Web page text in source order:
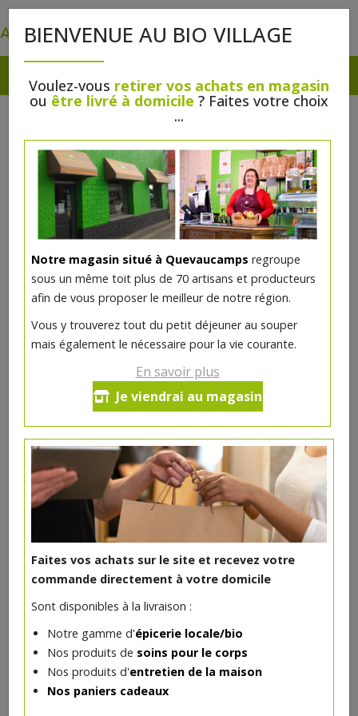
BIENVENUE AU BIO VILLAGE
Voulez-vous retirer vos achats en magasin
ou être livré à domicile ? Faites votre choix
...
Notre magasin situé à Quevaucamps regroupe
sous un même toit plus de 70 artisans et producteurs
afin de vous proposer le meilleur de notre région.
Vous y trouverez tout du petit déjeuner au souper
mais également le nécessaire pour la vie courante.
En savoir plus
Je viendrai au magasin
Faites vos achats sur le site et recevez votre
commande directement à votre domicile
Sont disponibles à la livraison :
Notre gamme d'épicerie locale/bio
Nos produits de soins pour le corps
Nos produits d'entretien de la maison
Nos paniers cadeaux
PAINS LEVAIN/LEVURE LE
PAIN DE FRANÇOIS
Le mercredi c'est le jour du pain de François
au magasin. Les pains sont à la levure ou au
ATTENTION:La livraison des Pains de
François se fait dans l'avant midi. Le
chauffeur démarre de Sombreffe et fait
une tournée de livraiosn de plusieurs
magasins dans le Hainaut. Les pains ne
sont pas livrés à heure fixe. Si il y a un
problème au niveau de la livraison vous
serez avertis par sms. Merci de votre
compréhension.